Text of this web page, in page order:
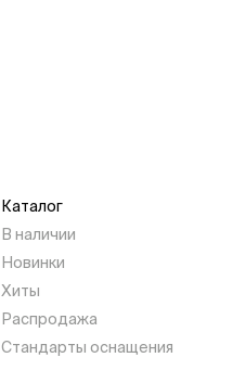
Каталог
В наличии
Новинки
Хиты
Распродажа
Стандарты оснащения